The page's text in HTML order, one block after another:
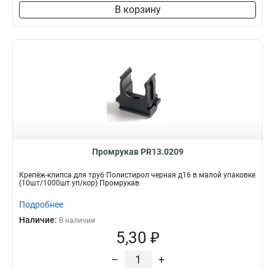
В корзину
Промрукав PR13.0209
Крепёж-клипса для труб Полистирол черная д16 в малой упаковке
(10шт/1000шт уп/кор) Промрукав
Подробнее
Наличие: В наличии
5,30 ₽
– +